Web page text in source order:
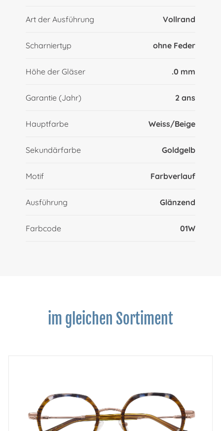
Art der Ausführung Vollrand
Scharniertyp ohne Feder
Höhe der Gläser .0 mm
Garantie (Jahr) 2 ans
Hauptfarbe Weiss/Beige
Sekundärfarbe Goldgelb
Motif Farbverlauf
Ausführung Glänzend
Farbcode 01W
im gleichen Sortiment